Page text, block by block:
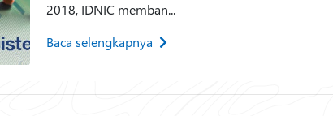
2018, IDNIC memban...
Baca selengkapnya